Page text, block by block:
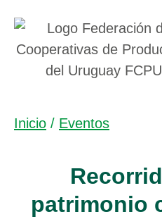
Inicio / Eventos
patrimonio